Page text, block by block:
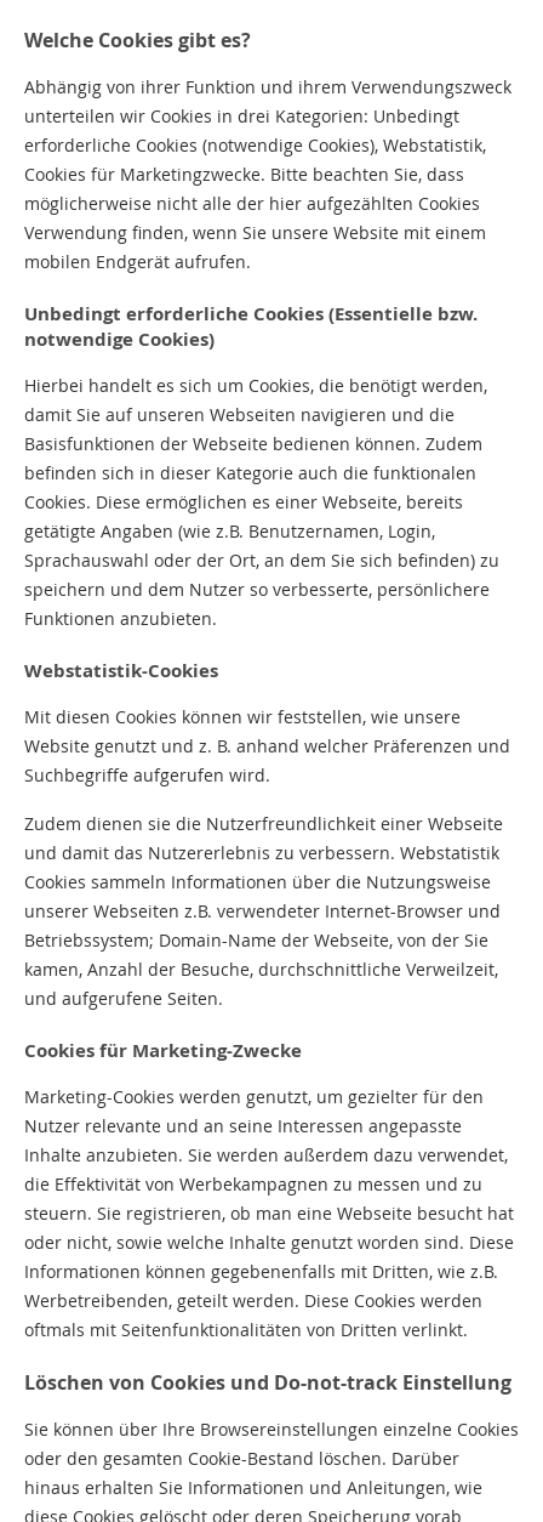
Welche Cookies gibt es?
Abhängig von ihrer Funktion und ihrem Verwendungszweck
unterteilen wir Cookies in drei Kategorien: Unbedingt
erforderliche Cookies (notwendige Cookies), Webstatistik,
Cookies für Marketingzwecke. Bitte beachten Sie, dass
möglicherweise nicht alle der hier aufgezählten Cookies
Verwendung finden, wenn Sie unsere Website mit einem
mobilen Endgerät aufrufen.
Unbedingt erforderliche Cookies (Essentielle bzw.
notwendige Cookies)
Hierbei handelt es sich um Cookies, die benötigt werden,
damit Sie auf unseren Webseiten navigieren und die
Basisfunktionen der Webseite bedienen können. Zudem
befinden sich in dieser Kategorie auch die funktionalen
Cookies. Diese ermöglichen es einer Webseite, bereits
getätigte Angaben (wie z.B. Benutzernamen, Login,
Sprachauswahl oder der Ort, an dem Sie sich befinden) zu
speichern und dem Nutzer so verbesserte, persönlichere
Funktionen anzubieten.
Webstatistik-Cookies
Mit diesen Cookies können wir feststellen, wie unsere
Website genutzt und z. B. anhand welcher Präferenzen und
Suchbegriffe aufgerufen wird.
Zudem dienen sie die Nutzerfreundlichkeit einer Webseite
und damit das Nutzererlebnis zu verbessern. Webstatistik
Cookies sammeln Informationen über die Nutzungsweise
unserer Webseiten z.B. verwendeter Internet-Browser und
Betriebssystem; Domain-Name der Webseite, von der Sie
kamen, Anzahl der Besuche, durchschnittliche Verweilzeit,
und aufgerufene Seiten.
Cookies für Marketing-Zwecke
Marketing-Cookies werden genutzt, um gezielter für den
Nutzer relevante und an seine Interessen angepasste
Inhalte anzubieten. Sie werden außerdem dazu verwendet,
die Effektivität von Werbekampagnen zu messen und zu
steuern. Sie registrieren, ob man eine Webseite besucht hat
oder nicht, sowie welche Inhalte genutzt worden sind. Diese
Informationen können gegebenenfalls mit Dritten, wie z.B.
Werbetreibenden, geteilt werden. Diese Cookies werden
oftmals mit Seitenfunktionalitäten von Dritten verlinkt.
Löschen von Cookies und Do-not-track Einstellung
Sie können über Ihre Browsereinstellungen einzelne Cookies
oder den gesamten Cookie-Bestand löschen. Darüber
hinaus erhalten Sie Informationen und Anleitungen, wie
diese Cookies gelöscht oder deren Speicherung vorab